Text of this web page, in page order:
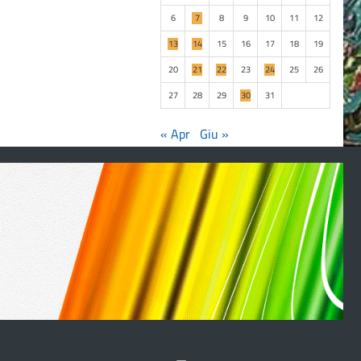
6
7 8 9 10 11
12
13
14 15 16 17 18
19
20
21 22 23 24 25
26
27
28 29 30 31
« Apr Giu »